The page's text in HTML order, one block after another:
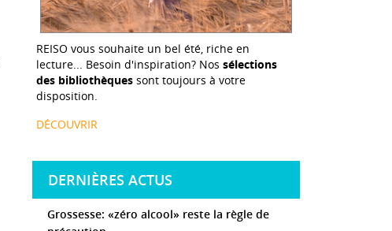
REISO vous souhaite un bel été, riche en
lecture... Besoin d'inspiration? Nos sélections
des bibliothèques sont toujours à votre
disposition.
DÉCOUVRIR
DERNIÈRES ACTUS
Grossesse: «zéro alcool» reste la règle de